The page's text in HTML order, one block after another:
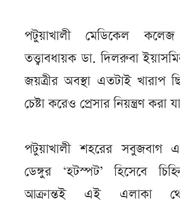
পটুয়াখালী মেডিকেল কলেজ
তত্ত্বাবধায়ক ডা. দিলরুবা
জয়ত্রীর অবস্থা এতটাই খারাপ
চেষ্টা করেও প্রেসার নিয়ন্ত্রণ করা
পটুয়াখালী শহরের সবুজবাগ
ডেঙ্গুর ‘হটস্পট’ হিসেবে
আক্রান্তই এই এলাকা